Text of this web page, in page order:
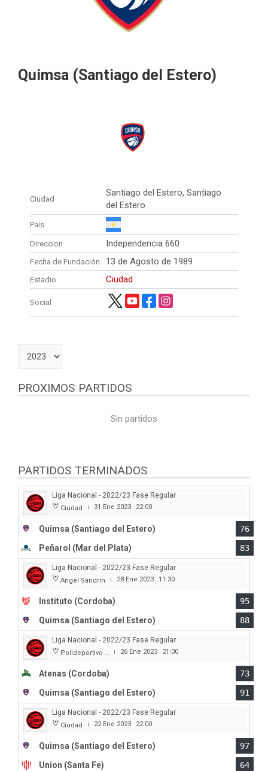
Quimsa (Santiago del Estero)
Ciudad
Santiago del Estero, Santiago
del Estero
Pais
Direccion Independencia 660
Fecha de Fundación 13 de Agosto de 1989
Estadio Ciudad
Social
PROXIMOS PARTIDOS
Sin partidos
PARTIDOS TERMINADOS
Liga Nacional - 2022/23 Fase Regular
Ciudad | 31 Ene 2023 22:00
Quimsa (Santiago del Estero)
76
Peñarol (Mar del Plata)
83
Liga Nacional - 2022/23 Fase Regular
Angel Sandrín | 28 Ene 2023 11:30
Instituto (Cordoba)
95
Quimsa (Santiago del Estero)
88
Liga Nacional - 2022/23 Fase Regular
Polideportivo Carlos Cerutti | 26 Ene 2023 21:00
Atenas (Cordoba)
73
Quimsa (Santiago del Estero)
91
Liga Nacional - 2022/23 Fase Regular
Ciudad | 22 Ene 2023 22:00
Quimsa (Santiago del Estero)
97
Union (Santa Fe)
64